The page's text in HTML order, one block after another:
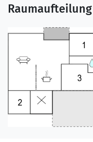
Raumaufteilung